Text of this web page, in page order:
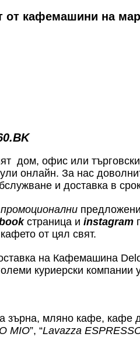
от кафемашини на
дом, офис или
онлайн. За нас
и доставка в
промоционални
страница и instagram
от цял свят.
на Кафемашина
куриерски компании
зърна, мляно кафе, кафе
MIO”, “Lavazza